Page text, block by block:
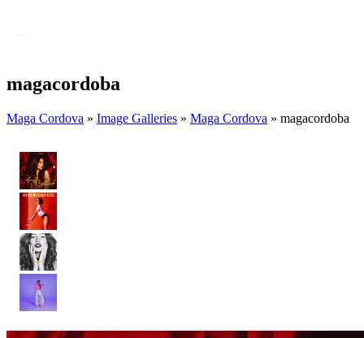
magacordoba
Maga Cordova » Image Galleries » Maga Cordova » magacordoba